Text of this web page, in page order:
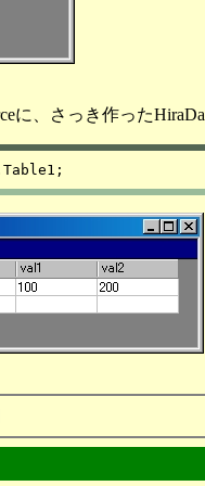
に、さっき作った